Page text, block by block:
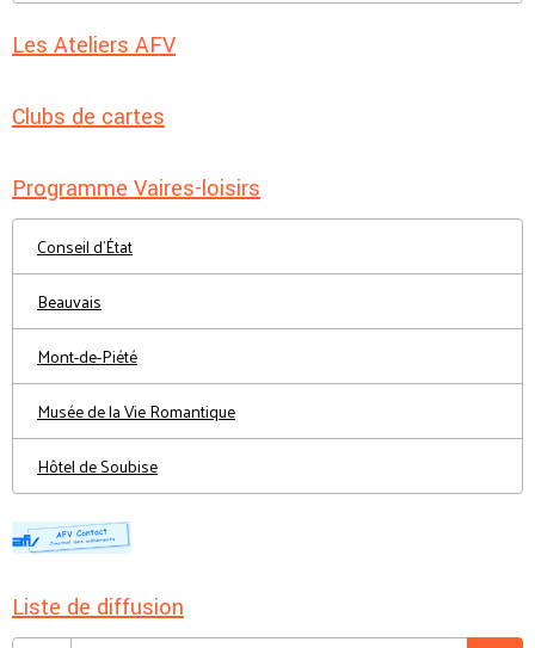
Les Ateliers AFV
Clubs de cartes
Programme Vaires-loisirs
Conseil d'État
Beauvais
Mont-de-Piété
Musée de la Vie Romantique
Hôtel de Soubise
Liste de diffusion